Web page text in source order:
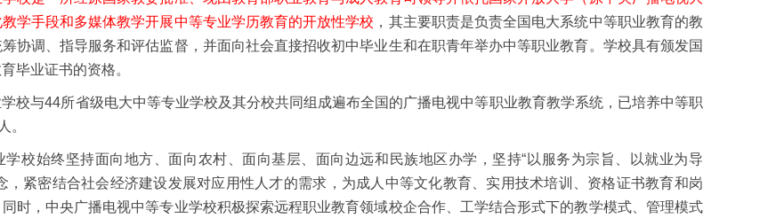
学手段和多媒体教学开展中等专业学历教育的开放性学校 ，其主要职责是负责全国电大系统中等职业教育的教
协调、指导服务和评估监督，并面向社会直接招收初中毕业生和在职青年举办中等职业教育。学校具有颁发国
毕业证书的资格。
校与44所省级电大中等专业学校及其分校共同组成遍布全国的广播电视中等职业教育教学系统，已培养中等职
。
学校始终坚持面向地方、面向农村、面向基层、面向边远和民族地区办学，坚持“以服务为宗旨、以就业为导
，紧密结合社会经济建设发展对应用性人才的需求，为成人中等文化教育、实用技术培训、资格证书教育和岗
时，中央广播电视中等专业学校积极探索远程职业教育领域校企合作、工学结合形式下的教学模式、管理模式